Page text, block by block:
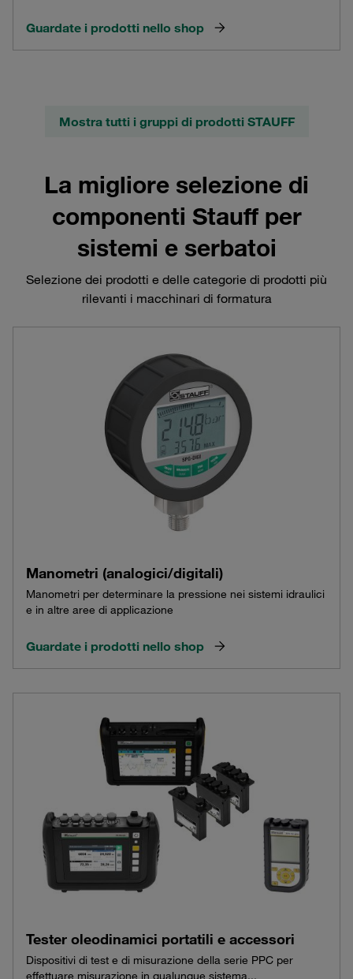
Guardate i prodotti nello shop
Mostra tutti i gruppi di prodotti STAUFF
La migliore selezione di
componenti Stauff per
sistemi e serbatoi
Selezione dei prodotti e delle categorie di prodotti più
rilevanti i macchinari di formatura
Manometri (analogici/digitali)
Manometri per determinare la pressione nei sistemi idraulici
e in altre aree di applicazione
Guardate i prodotti nello shop
Tester oleodinamici portatili e accessori
Dispositivi di test e di misurazione della serie PPC per
effettuare misurazione in qualunque sistema...